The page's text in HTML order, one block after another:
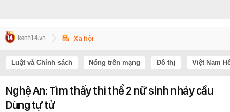
Xã hội
Luật và Chính sách Nóng trên mạng Đô thị Việt Nam
Nghệ An: Tìm thấy thi thể 2 nữ sinh nhảy cầu
Dùng tự tử